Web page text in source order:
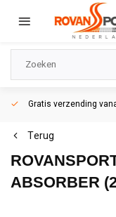
Gratis verzending
Terug
ABSORBER